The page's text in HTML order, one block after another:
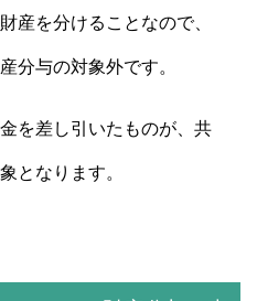
産を分けることなので、
分与の対象外です。
を差し引いたものが、共
となります。